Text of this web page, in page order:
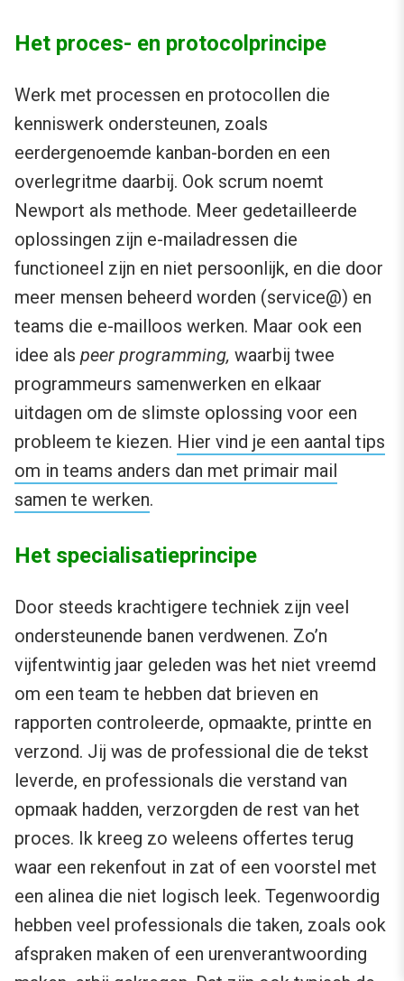
Het proces- en protocolprincipe
Werk met processen en protocollen die
kenniswerk ondersteunen, zoals
eerdergenoemde kanban-borden en een
overlegritme daarbij. Ook scrum noemt
Newport als methode. Meer gedetailleerde
oplossingen zijn e-mailadressen die
functioneel zijn en niet persoonlijk, en die door
meer mensen beheerd worden (service@) en
teams die e-mailloos werken. Maar ook een
idee als peer programming, waarbij twee
programmeurs samenwerken en elkaar
uitdagen om de slimste oplossing voor een
probleem te kiezen. Hier vind je een aantal tips
om in teams anders dan met primair mail
samen te werken.
Het specialisatieprincipe
Door steeds krachtigere techniek zijn veel
ondersteunende banen verdwenen. Zo’n
vijfentwintig jaar geleden was het niet vreemd
om een team te hebben dat brieven en
rapporten controleerde, opmaakte, printte en
verzond. Jij was de professional die de tekst
leverde, en professionals die verstand van
opmaak hadden, verzorgden de rest van het
proces. Ik kreeg zo weleens offertes terug
waar een rekenfout in zat of een voorstel met
een alinea die niet logisch leek. Tegenwoordig
hebben veel professionals die taken, zoals ook
afspraken maken of een urenverantwoording